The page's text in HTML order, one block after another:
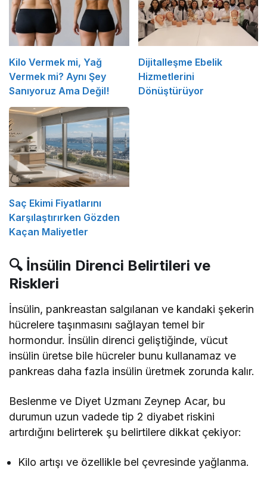
Kilo Vermek mi, Yağ
Vermek mi? Aynı Şey
Sanıyoruz Ama Değil!
Dijitalleşme Ebelik
Hizmetlerini
Dönüştürüyor
Saç Ekimi Fiyatlarını
Karşılaştırırken Gözden
Kaçan Maliyetler
🔍 İnsülin Direnci Belirtileri ve
Riskleri
İnsülin, pankreastan salgılanan ve kandaki şekerin
hücrelere taşınmasını sağlayan temel bir
hormondur. İnsülin direnci geliştiğinde, vücut
insülin üretse bile hücreler bunu kullanamaz ve
pankreas daha fazla insülin üretmek zorunda kalır.
Beslenme ve Diyet Uzmanı Zeynep Acar, bu
durumun uzun vadede tip 2 diyabet riskini
artırdığını belirterek şu belirtilere dikkat çekiyor:
Kilo artışı ve özellikle bel çevresinde yağlanma.